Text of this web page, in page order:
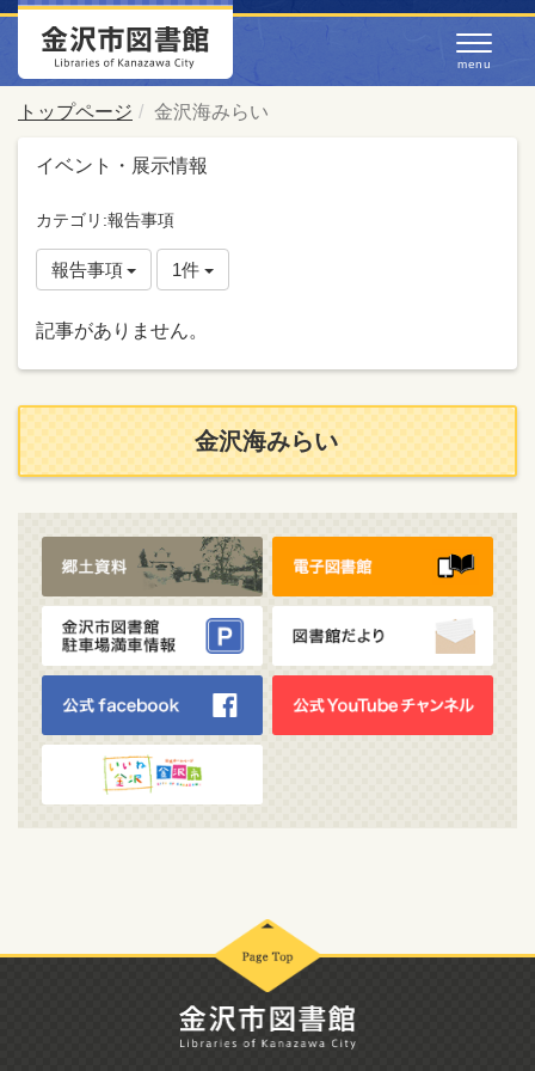
トップページ 金沢海みらい
イベント・展示情報
カテゴリ:報告事項
報告事項 1件
記事がありません。
金沢海みらい